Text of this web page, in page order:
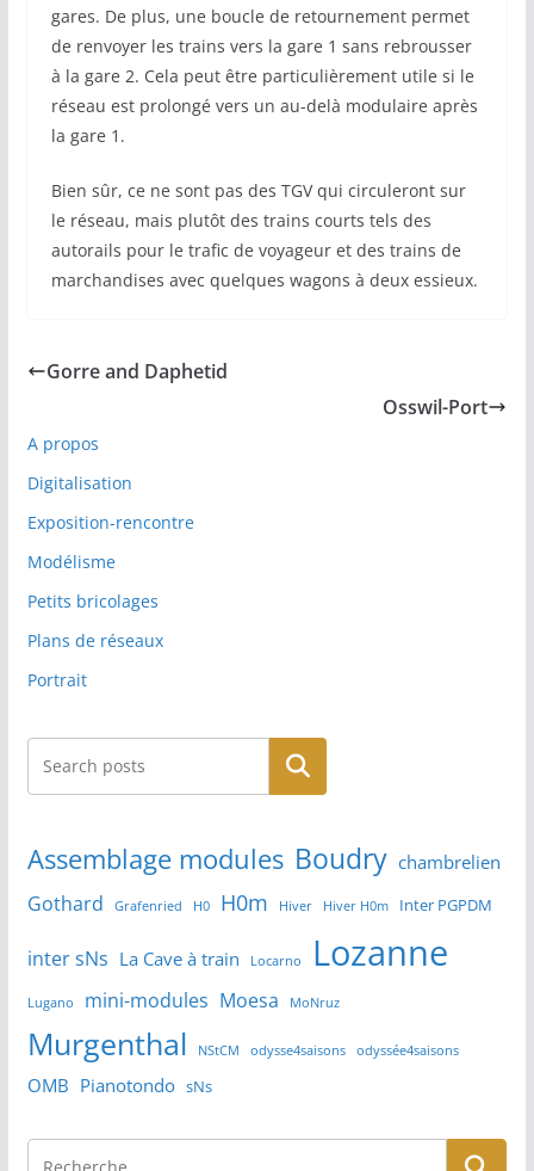
gares. De plus, une boucle de retournement permet
de renvoyer les trains vers la gare 1 sans rebrousser
à la gare 2. Cela peut être particulièrement utile si le
réseau est prolongé vers un au-delà modulaire après
la gare 1.
Bien sûr, ce ne sont pas des TGV qui circuleront sur
le réseau, mais plutôt des trains courts tels des
autorails pour le trafic de voyageur et des trains de
marchandises avec quelques wagons à deux essieux.
Gorre and Daphetid
Osswil-Port
A propos
Digitalisation
Exposition-rencontre
Modélisme
Petits bricolages
Plans de réseaux
Portrait
Rechercher
Assemblage modules Boudry chambrelien
Gothard Grafenried H0 H0m Hiver Hiver H0m Inter PGPDM
inter sNs La Cave à train Locarno Lozanne
Lugano mini-modules Moesa MoNruz
Murgenthal NStCM odysse4saisons odyssée4saisons
OMB Pianotondo sNs